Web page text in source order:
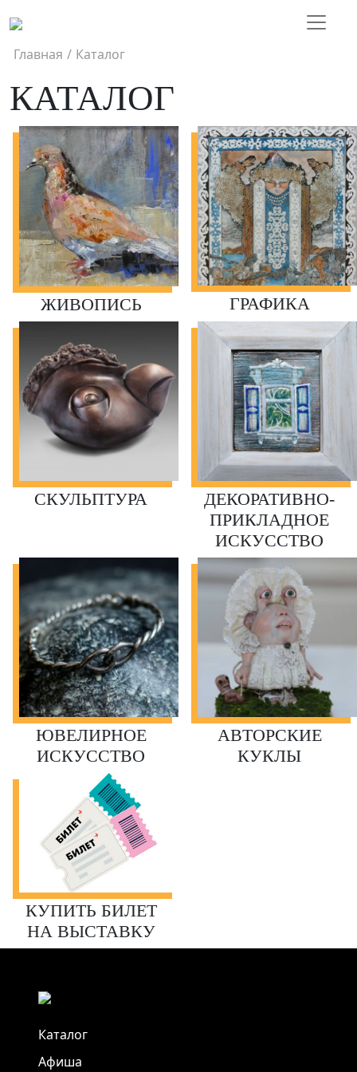
Главная / Каталог
КАТАЛОГ
ЖИВОПИСЬ ГРАФИКА
СКУЛЬПТУРА
ДЕКОРАТИВНО-
ПРИКЛАДНОЕ
ИСКУССТВО
ЮВЕЛИРНОЕ
ИСКУССТВО
АВТОРСКИЕ
КУКЛЫ
КУПИТЬ БИЛЕТ
НА ВЫСТАВКУ
Каталог
Афиша